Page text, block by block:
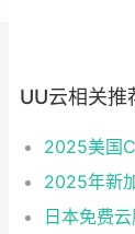
UU云相关推
2025年新
日本免费